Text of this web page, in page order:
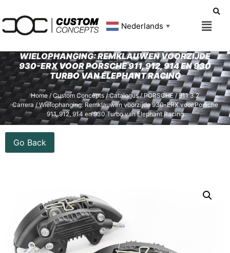
Nederlands ▼
WIELOPHANGING: REMKLAUWEN VOORZIJDE
930-ERX VOOR PORSCHE 911, 912, 914 EN 930
TURBO VAN ELEPHANT RACING
Home/ Custom Concepts /Catalogus/PORSCHE/911 3.2
Carrera / Wielophanging: Remklauwen voorzijde 930-ERX voor Porsche
911, 912, 914 en 930 Turbo van Elephant Racing
Go Back